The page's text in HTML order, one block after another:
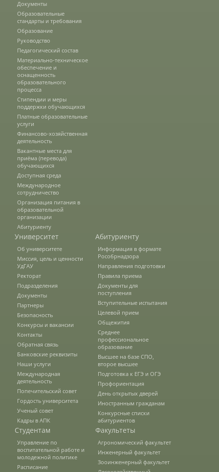
Документы
Федеральные документы
Условия труда на рабочих местах
Закупки
Учебный процесс
Защита персональных данных
Информация о проверках
Учетная политика
Партнеры
Безопасность
Противодействие коррупции
Противодействие терроризму
Предотвращение кризисных ситуаций
Ответственность за разжигание
Документы
Образовательные
стандарты и требования
Образование
Руководство
Педагогический состав
Материально-техническое
обеспечение и
оснащенность
образовательного
процесса
Стипендии и меры
поддержки обучающихся
Платные образовательные
услуги
Финансово-хозяйственная
деятельность
Вакантные места для
приёма (перевода)
обучающихся
Доступная среда
Международное
сотрудничество
Организация питания в
образовательной
организации
Абитуриенту
Университет
Об университете
Миссия, цель и ценности
УдГАУ
Ректорат
Подразделения
Документы
Партнеры
Безопасность
Конкурсы и вакансии
Контакты
Обратная связь
Банковские реквизиты
Наши услуги
Международная
деятельность
Попечительский совет
Гордость университета
Ученый совет
Кадры в АПК
Абитуриенту
Информация в формате
Рособрнадзора
Направления подготовки
Правила приема
Документы для
поступления
Вступительные испытания
Целевой прием
Общежития
Среднее
профессиональное
образование
Высшее на базе СПО,
второе высшее
Подготовка к ЕГЭ и ОГЭ
Профориентация
День открытых дверей
Иностранным гражданам
Конкурсные списки
абитуриентов
Студентам
Управление по
воспитательной работе и
молодежной политике
Расписание
Факультеты
Агрономический факультет
Инженерный факультет
Зооинженерный факультет